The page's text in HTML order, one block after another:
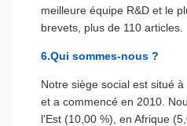
meilleure équipe R&D et le
brevets, plus de 110 articles.
6.Qui sommes-nous ?
Notre siège social est situé
et a commencé en 2010.
l'Est (10,00 %), en Afrique